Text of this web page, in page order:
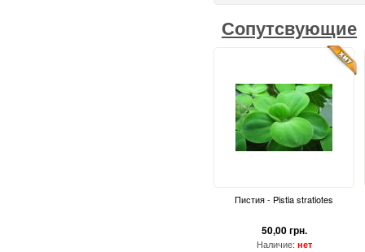
Сопутсвующие
Пистия - Pistia stratiotes
50,00 грн.
Наличие: нет